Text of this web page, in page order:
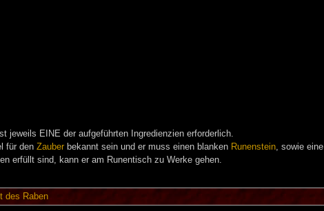
jeweils EINE der aufgeführten Ingredienzien erforderlich.
für den Zauberbekannt sein und er muss einen blanken Runenstein, sowie eine
erfüllt sind, kann er am Runentisch zu Werke gehen.
des Raben